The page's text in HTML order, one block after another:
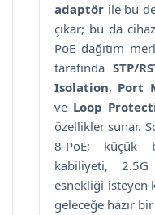
adaptör ile bu
çıkar; bu da
PoE dağıtım
tarafındaSTP/
Isolation, Port
ve Loop
özellikler sunar.
8-PoE; küçük
kabiliyeti,
esnekliği isteyen
geleceğe hazır